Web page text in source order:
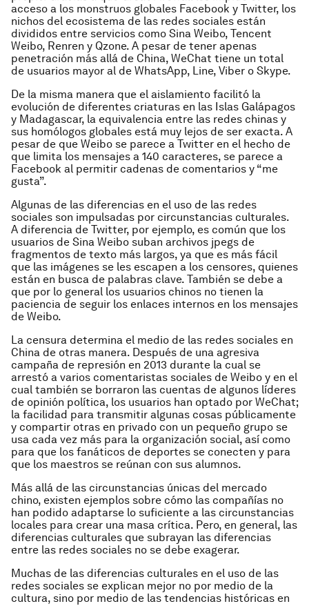
acceso a los monstruos globales Facebook y Twitter, los
nichos del ecosistema de las redes sociales están
divididos entre servicios como Sina Weibo, Tencent
Weibo, Renren y Qzone. A pesar de tener apenas
penetración más allá de China, WeChat tiene un total
de usuarios mayor al de WhatsApp, Line, Viber o Skype.
De la misma manera que el aislamiento facilitó la
evolución de diferentes criaturas en las Islas Galápagos
y Madagascar, la equivalencia entre las redes chinas y
sus homólogos globales está muy lejos de ser exacta. A
pesar de que Weibo se parece a Twitter en el hecho de
que limita los mensajes a 140 caracteres, se parece a
Facebook al permitir cadenas de comentarios y “me
gusta”.
Algunas de las diferencias en el uso de las redes
sociales son impulsadas por circunstancias culturales.
A diferencia de Twitter, por ejemplo, es común que los
usuarios de Sina Weibo suban archivos jpegs de
fragmentos de texto más largos, ya que es más fácil
que las imágenes se les escapen a los censores, quienes
están en busca de palabras clave. También se debe a
que por lo general los usuarios chinos no tienen la
paciencia de seguir los enlaces internos en los mensajes
de Weibo.
La censura determina el medio de las redes sociales en
China de otras manera. Después de una agresiva
campaña de represión en 2013 durante la cual se
arrestó a varios comentaristas sociales de Weibo y en el
cual también se borraron las cuentas de algunos líderes
de opinión política, los usuarios han optado por WeChat;
la facilidad para transmitir algunas cosas públicamente
y compartir otras en privado con un pequeño grupo se
usa cada vez más para la organización social, así como
para que los fanáticos de deportes se conecten y para
que los maestros se reúnan con sus alumnos.
Más allá de las circunstancias únicas del mercado
chino, existen ejemplos sobre cómo las compañías no
han podido adaptarse lo suficiente a las circunstancias
locales para crear una masa crítica. Pero, en general, las
diferencias culturales que subrayan las diferencias
entre las redes sociales no se debe exagerar.
Muchas de las diferencias culturales en el uso de las
redes sociales se explican mejor no por medio de la
cultura, sino por medio de las tendencias históricas en